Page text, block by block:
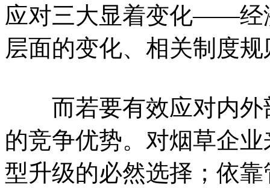
应对三大显着变化——经
层面的变化、相关制度
而若要有效应对内外
的竞争优势。对烟草企
型升级的必然选择；依